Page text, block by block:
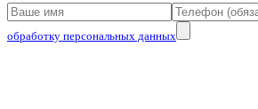
обработку персональных данных